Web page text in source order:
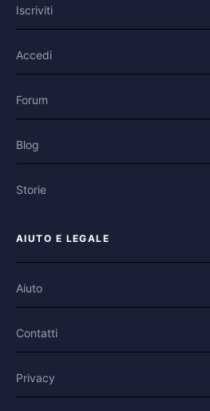
Iscriviti
Accedi
Forum
Blog
Storie
AIUTO E LEGALE
Aiuto
Contatti
Privacy